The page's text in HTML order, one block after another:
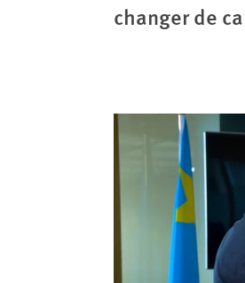
changer de